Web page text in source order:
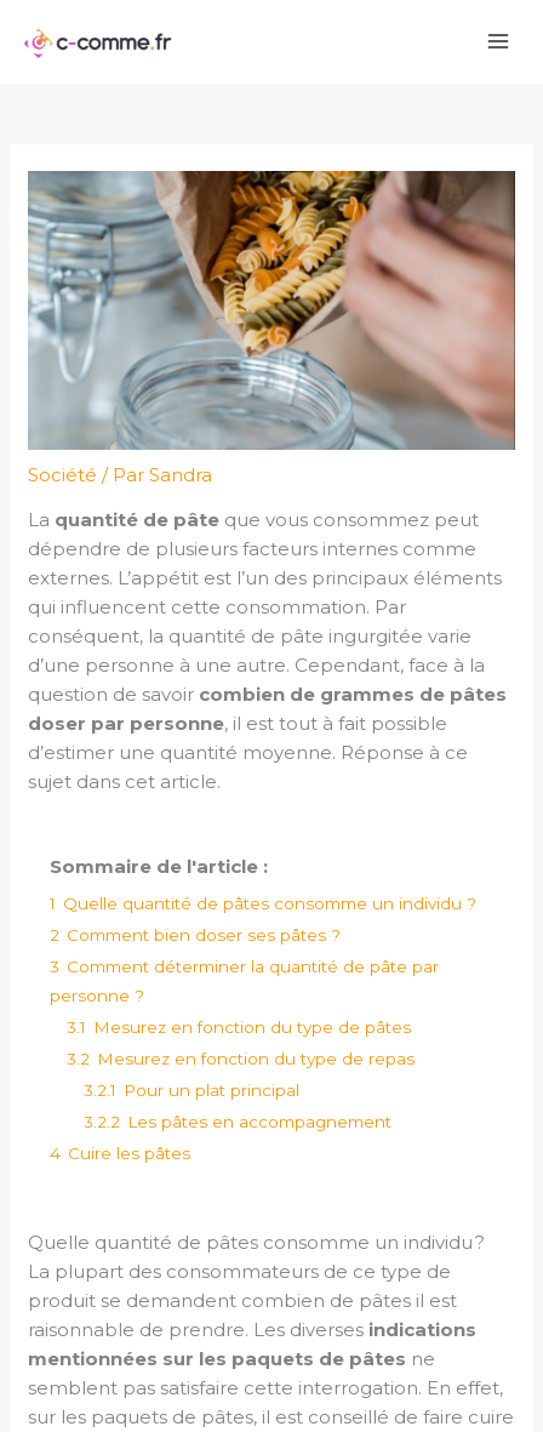
Société / ParSandra
La quantité de pâte que vous consommez peut
dépendre de plusieurs facteurs internes comme
externes. L’appétit est l’un des principaux éléments
qui influencent cette consommation. Par
conséquent, la quantité de pâte ingurgitée varie
d’une personne à une autre. Cependant, face à la
question de savoir combien de grammes de pâtes
doser par personne, il est tout à fait possible
d’estimer une quantité moyenne. Réponse à ce
sujet dans cet article.
Sommaire de l'article :
1 Quelle quantité de pâtes consomme un individu ?
2 Comment bien doser ses pâtes ?
3 Comment déterminer la quantité de pâte par
personne ?
3.1
Mesurez en fonction du type de pâtes
3.2 Mesurez en fonction du type de repas
3.2.1
Pour un plat principal
3.2.2 Les pâtes en accompagnement
4 Cuire les pâtes
Quelle quantité de pâtes consomme un individu ?
La plupart des consommateurs de ce type de
produit se demandent combien de pâtes il est
raisonnable de prendre. Les diverses indications
mentionnées sur les paquets de pâtes ne
semblent pas satisfaire cette interrogation. En effet,
sur les paquets de pâtes, il est conseillé de faire cuire